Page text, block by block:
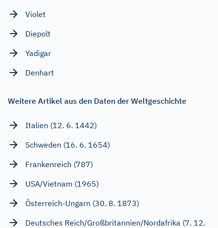
Violet
Diepolt
Yadigar
Denhart
Weitere Artikel aus den Daten der Weltgeschichte
Italien (12. 6. 1442)
Schweden (16. 6. 1654)
Frankenreich (787)
USA/Vietnam (1965)
Österreich-Ungarn (30. 8. 1873)
Deutsches Reich/Großbritannien/Nordafrika (7. 12.